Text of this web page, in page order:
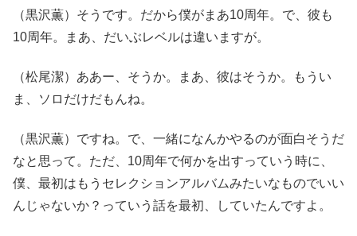
（黒沢薫）そうです。だから僕がまあ10周年。で、彼も
10周年。まあ、だいぶレベルは違いますが。
（松尾潔）ああー、そうか。まあ、彼はそうか。もうい
ま、ソロだけだもんね。
（黒沢薫）ですね。で、一緒になんかやるのが面白そうだ
なと思って。ただ、10周年で何かを出すっていう時に、
僕、最初はもうセレクションアルバムみたいなものでいい
んじゃないか？っていう話を最初、していたんですよ。